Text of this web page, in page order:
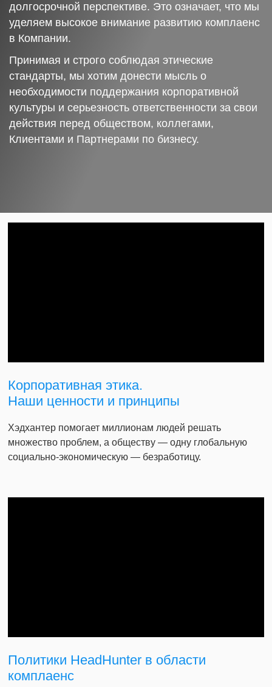
долгосрочной перспективе. Это означает, что мы
уделяем высокое внимание развитию комплаенс
в Компании.
Принимая и строго соблюдая этические
стандарты, мы хотим донести мысль о
необходимости поддержания корпоративной
культуры и серьезность ответственности за свои
действия перед обществом, коллегами,
Клиентами и Партнерами по бизнесу.
Корпоративная этика.
Наши ценности и принципы
Хэдхантер помогает миллионам людей решать
множество проблем, а обществу — одну глобальную
социально-экономическую — безработицу.
Политики HeadHunter в области
комплаенс